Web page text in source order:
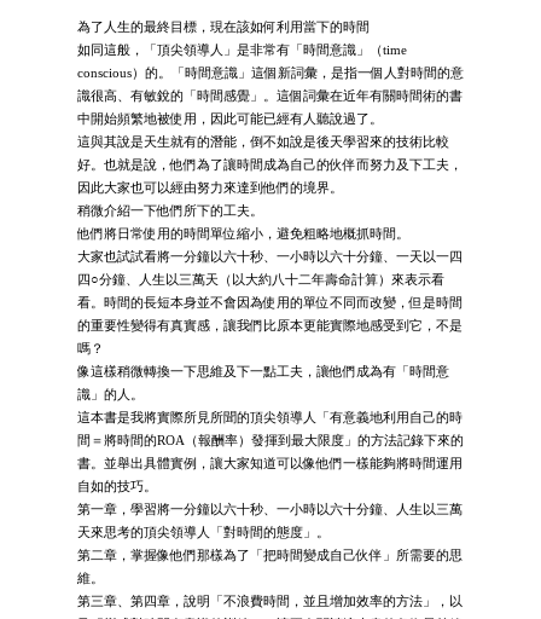
為了人生的最終目標，現在該如何利用當下的時間
如同這般，「頂尖領導人」是非常有「時間意識」（time
conscious）的。「時間意識」這個新詞彙，是指一個人對時間的意
識很高、有敏銳的「時間感覺」。這個詞彙在近年有關時間術的書
中開始頻繁地被使用，因此可能已經有人聽說過了。
這與其說是天生就有的潛能，倒不如說是後天學習來的技術比較
好。也就是說，他們為了讓時間成為自己的伙伴而努力及下工夫，
因此大家也可以經由努力來達到他們的境界。
稍微介紹一下他們所下的工夫。
他們將日常使用的時間單位縮小，避免粗略地概抓時間。
大家也試試看將一分鐘以六十秒、一小時以六十分鐘、一天以一四
四○分鐘、人生以三萬天（以大約八十二年壽命計算）來表示看
看。時間的長短本身並不會因為使用的單位不同而改變，但是時間
的重要性變得有真實感，讓我們比原本更能實際地感受到它，不是
嗎？
像這樣稍微轉換一下思維及下一點工夫，讓他們成為有「時間意
識」的人。
這本書是我將實際所見所聞的頂尖領導人「有意義地利用自己的時
間＝將時間的ROA（報酬率）發揮到最大限度」的方法記錄下來的
書。並舉出具體實例，讓大家知道可以像他們一樣能夠將時間運用
自如的技巧。
第一章，學習將一分鐘以六十秒、一小時以六十分鐘、人生以三萬
天來思考的頂尖領導人「對時間的態度」。
第二章，掌握像他們那樣為了「把時間變成自己伙伴」所需要的思
維。
第三章、第四章，說明「不浪費時間，並且增加效率的方法」，以